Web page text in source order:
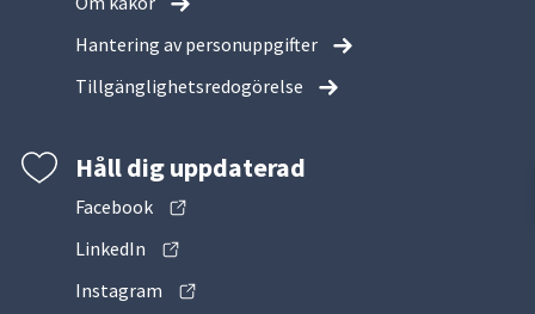
Hantering av personuppgifter
Tillgänglighetsredogörelse
Håll dig uppdaterad
Facebook
LinkedIn
Instagram